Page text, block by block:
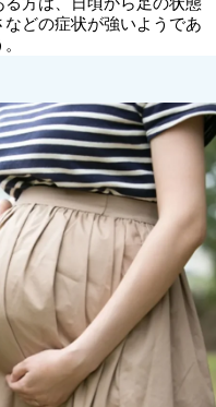
どの症状が強いようであ